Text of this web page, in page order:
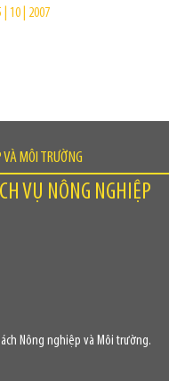
| 10 | 2007
VÀ MÔI TRƯỜNG
VỤ NÔNG NGHIỆP
Nông nghiệp và Môi trường.